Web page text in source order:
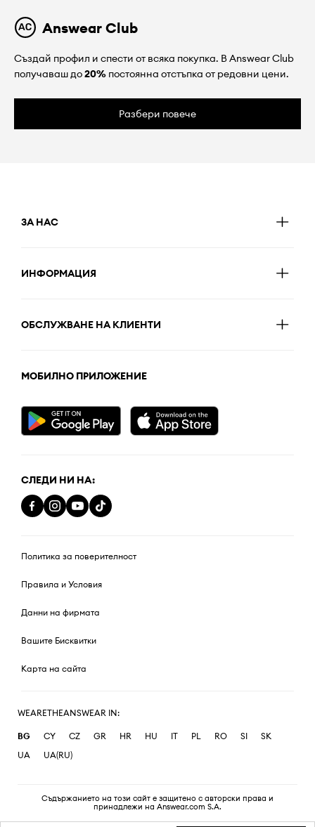
Answear Club
Създай профил и спести от всяка покупка. В Answear Club
получаваш до20% постоянна отстъпка от редовни цени.
Разбери повече
ЗА НАС
ИНФОРМАЦИЯ
ОБСЛУЖВАНЕ НА КЛИЕНТИ
МОБИЛНО ПРИЛОЖЕНИЕ
СЛЕДИ НИ НА:
Политика за поверителност
Правила и Условия
Данни на фирмата
Вашите Бисквитки
Карта на сайта
WEARETHEANSWEAR IN:
BG CY CZ GR HR HU IT PL RO SI
SK
UA
UA(RU)
Съдържанието на този сайт е защитено с авторски права и
принадлежи на Answear.com S.A.